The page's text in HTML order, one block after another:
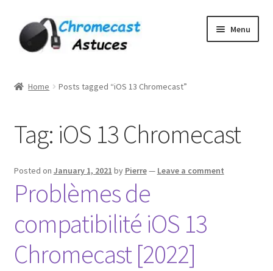
Skip
to
navigation
Skip
to
content
Menu
Cart
Checkout
Contact
Gang Sheet Builder Test
My account
Home Posts tagged “iOS 13 Chromecast”
Tag: iOS 13 Chromecast
Posted on January 1, 2021 by Pierre— Leave a comment
Problèmes de
compatibilité iOS 13
Chromecast [2022]